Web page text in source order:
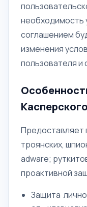
необходимость
соглашением
изменения
пользователя и
Предоставляет
троянских,
adware;
проактивной
Защита